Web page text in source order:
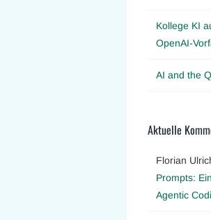
Kollege KI
OpenAI-
AI and the
Aktuelle
Florian
Prompts:
Agentic